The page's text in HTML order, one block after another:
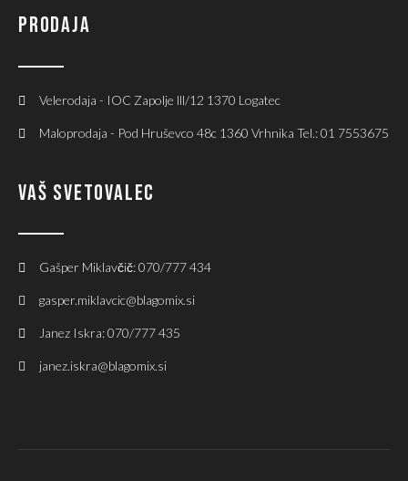
PRODAJA
Velerodaja - IOC Zapolje lll/12 1370 Logatec
Maloprodaja - Pod Hruševco 48c 1360 Vrhnika Tel.: 01 7553675
VAŠ SVETOVALEC
Gašper Miklavčič: 070/777 434
gasper.miklavcic@blagomix.si
Janez Iskra: 070/777 435
janez.iskra@blagomix.si